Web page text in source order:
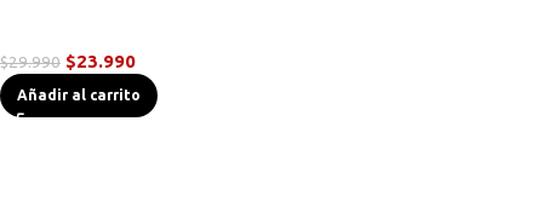
$29.990 $23.990
Añadir al carrito